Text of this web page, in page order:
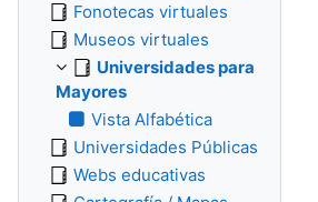
Fonotecas virtuales
Museos virtuales
Universidades para
Mayores
Vista Alfabética
Universidades Públicas
Webs educativas